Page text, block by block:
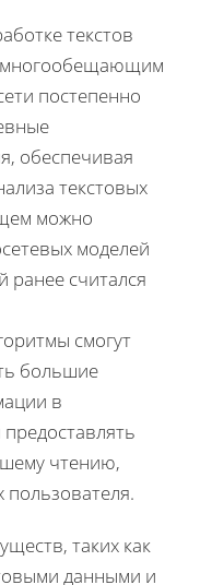
текстов
многообещающим
постепенно
обеспечивая
текстовых
можно
моделей
ранее считался
смогут
большие
в
чтению,
пользователя.
таких как
данными и